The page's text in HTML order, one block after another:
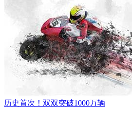
历史首次！双双突破1000万辆